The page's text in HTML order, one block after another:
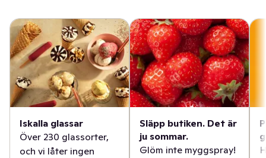
Iskalla glassar
Över 230 glassorter,
och vi låter ingen
Släpp butiken. Det är
ju sommar.
Glöm inte myggspray!